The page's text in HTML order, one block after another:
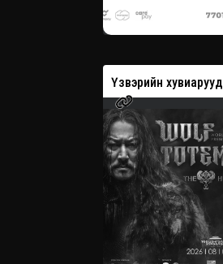
Үзвэрийн хувиарууд